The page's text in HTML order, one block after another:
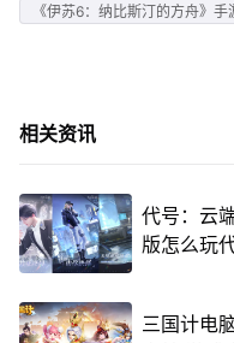
《伊苏6：纳比斯汀的方舟》手
相关资讯
代号：云
版怎么玩
三国计电